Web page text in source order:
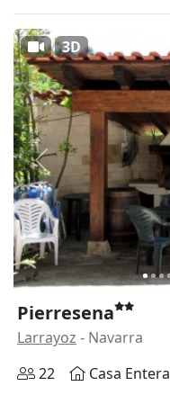
Anterior
3D
Pierresena
Larrayoz - Navarra
22
Casa Entera